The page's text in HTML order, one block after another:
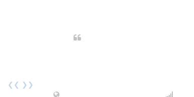
cu nerabdare urmatoarea
❮❮ ❯❯